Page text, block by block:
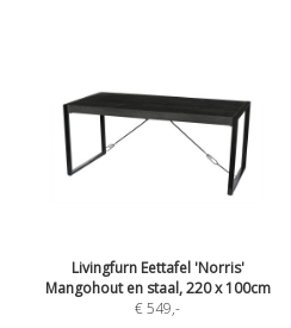
Livingfurn Eettafel 'Norris'
Mangohout en staal, 220 x 100cm
€ 549,-